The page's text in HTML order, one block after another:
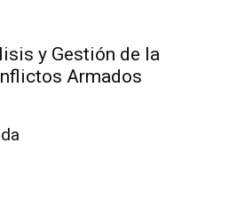
y Gestión de la
Armados